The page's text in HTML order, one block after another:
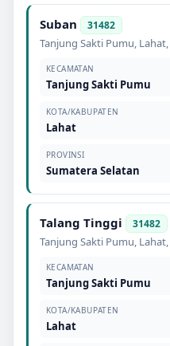
Suban 31482
Tanjung Sakti Pumu, Lahat,
KECAMATAN
Tanjung Sakti Pumu
KOTA/KABUPATEN
Lahat
PROVINSI
Sumatera Selatan
Talang Tinggi 31482
Tanjung Sakti Pumu, Lahat,
KECAMATAN
Tanjung Sakti Pumu
KOTA/KABUPATEN
Lahat